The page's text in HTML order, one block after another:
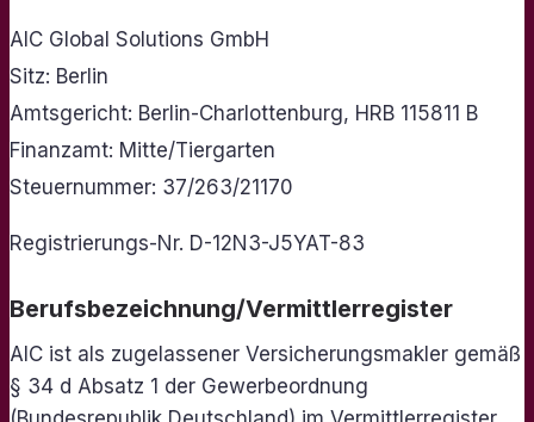
AIC Global Solutions GmbH
Sitz: Berlin
Amtsgericht: Berlin-Charlottenburg, HRB 115811 B
Finanzamt: Mitte/Tiergarten
Steuernummer: 37/263/21170
Registrierungs-Nr. D-12N3-J5YAT-83
Berufsbezeichnung/Vermittlerregister
AIC ist als zugelassener Versicherungsmakler gemäß
§ 34 d Absatz 1 der Gewerbeordnung